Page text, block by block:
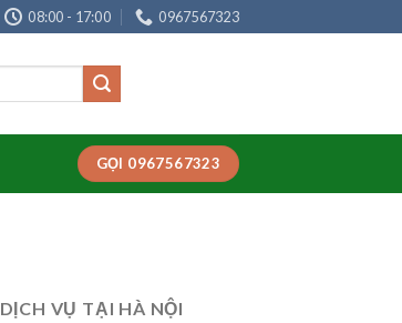
08:00 - 17:00 0967567323
GỌI 0967567323
DỊCH VỤ TẠI HÀ NỘI